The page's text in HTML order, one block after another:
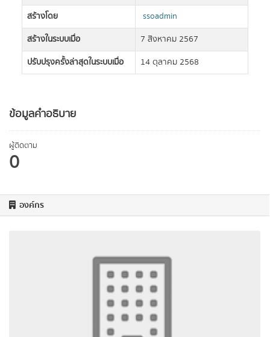
ข้อมูลคำอธิบาย
ผู้ติดตาม
0
องค์กร
สร้างโดย
ssoadmin
สร้างในระบบเมื่อ
7 สิงหาคม 2567
ปรับปรุงครั้งล่าสุดในระบบเมื่อ
14 ตุลาคม 2568